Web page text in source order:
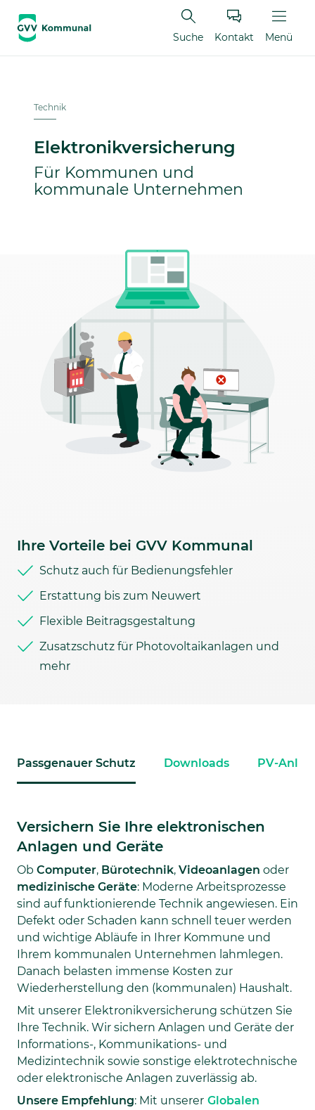
Suche Kontakt Menü
Technik
Elektronikversicherung
Für Kommunen und
kommunale Unternehmen
Ihre Vorteile bei GVV Kommunal
Schutz auch für Bedienungsfehler
Erstattung bis zum Neuwert
Flexible Beitragsgestaltung
Zusatzschutz für Photovoltaikanlagen und
mehr
Passgenauer Schutz Downloads PV-
Versichern Sie Ihre elektronischen
Anlagen und Geräte
Ob Computer, Bürotechnik, Videoanlagen oder
medizinische Geräte: Moderne Arbeitsprozesse
sind auf funktionierende Technik angewiesen. Ein
Defekt oder Schaden kann schnell teuer werden
und wichtige Abläufe in Ihrer Kommune und
Ihrem kommunalen Unternehmen lahmlegen.
Danach belasten immense Kosten zur
Wiederherstellung den (kommunalen) Haushalt.
Mit unserer Elektronikversicherung schützen Sie
Ihre Technik. Wir sichern Anlagen und Geräte der
Informations-, Kommunikations- und
Medizintechnik sowie sonstige elektrotechnische
oder elektronische Anlagen zuverlässig ab.
Unsere Empfehlung: Mit unserer Globalen